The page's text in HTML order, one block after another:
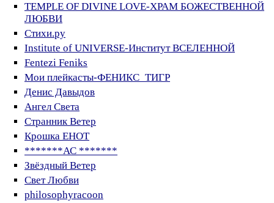
TEMPLE OF DIVINE LOVE-ХРАМ БОЖЕСТВЕННОЙ
ЛЮБВИ
Стихи.ру
Institute of UNIVERSE-Институт ВСЕЛЕННОЙ
Fentezi Feniks
Мои плейкасты-ФЕНИКС_ТИГР
Денис Давыдов
Ангел Света
Странник Ветер
Крошка ЕНОТ
*******АС *******
Звёздный Ветер
Свет Любви
philosophyracoon